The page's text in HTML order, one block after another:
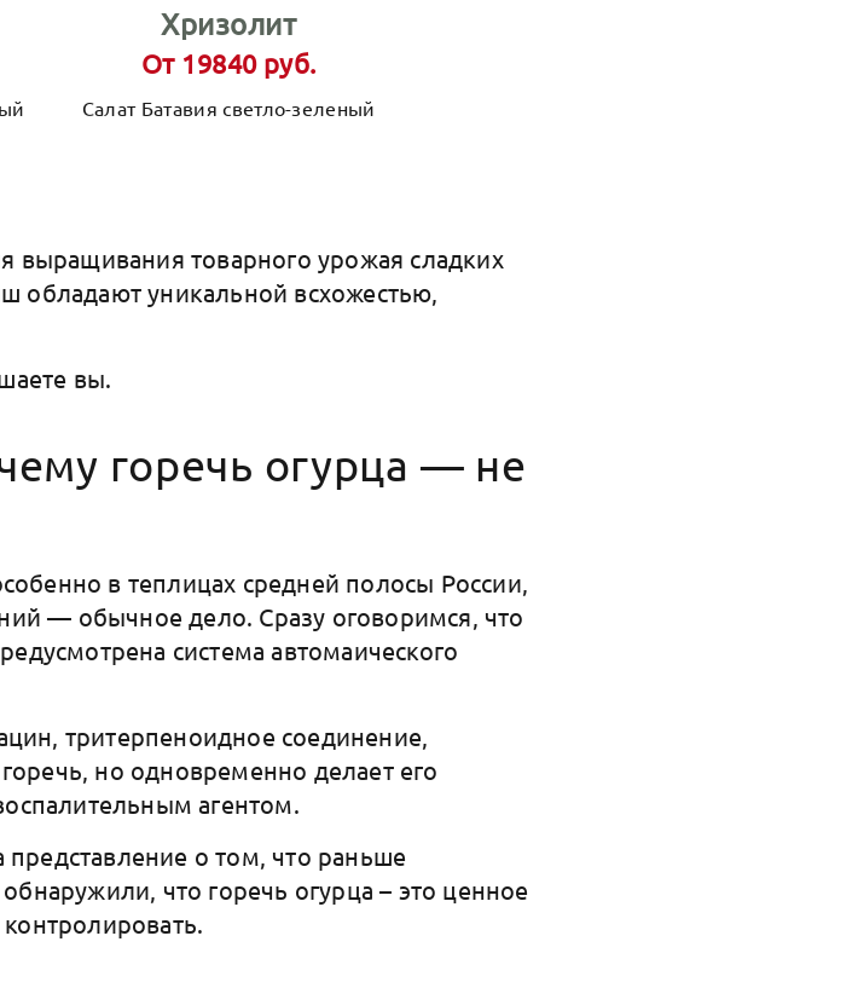
Хризолит
От 19840 руб.
Салат Батавия светло-зеленый
выращивания товарного урожая сладких
обладают уникальной всхожестью,
вы.
горечь огурца — не
в теплицах средней полосы России,
— обычное дело. Сразу оговоримся, что
система автомаического
тритерпеноидное соединение,
но одновременно делает его
агентом.
о том, что раньше
что горечь огурца – это ценное